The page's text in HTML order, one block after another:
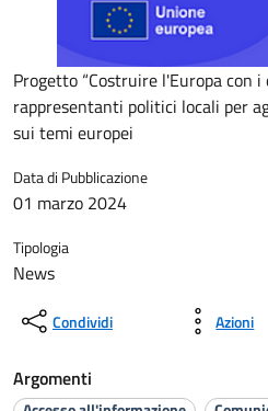
Progetto “Costruire l'Europa con
rappresentanti politici locali per
sui temi europei
Data di Pubblicazione
01 marzo 2024
Tipologia
News
Condividi Azioni
Argomenti